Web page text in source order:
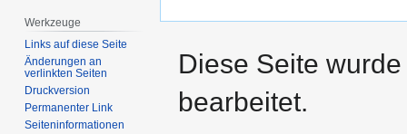
Werkzeuge
Links auf diese Seite
Änderungen an
verlinkten Seiten
Druckversion
Permanenter Link
Seiten­­informationen
Diese Seite
bearbeitet.